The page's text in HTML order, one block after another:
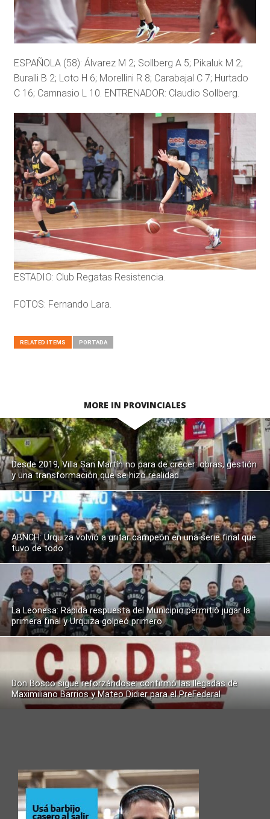
ESPAÑOLA (58): Álvarez M 2; Sollberg A 5; Pikaluk M 2;
Buralli B 2; Loto H 6; Morellini R 8; Carabajal C 7; Hurtado
C 16; Camnasio L 10. ENTRENADOR: Claudio Sollberg.
ESTADIO: Club Regatas Resistencia.
FOTOS: Fernando Lara.
RELATED ITEMS PORTADA
MORE IN PROVINCIALES
Desde 2019, Villa San Martín no para de crecer: obras, gestión
y una transformación que se hizo realidad
ABNCH: Urquiza volvió a gritar campeón en una serie final que
tuvo de todo
La Leonesa: Rápida respuesta del Municipio permitió jugar la
primera final y Urquiza golpeó primero
Don Bosco sigue reforzándose: confirmó las llegadas de
Maximiliano Barrios y Mateo Didier para el PreFederal